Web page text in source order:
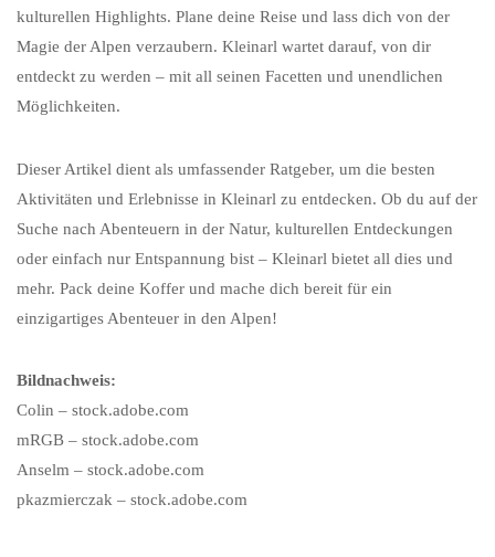
kulturellen Highlights. Plane deine Reise und lass dich von der
Magie der Alpen verzaubern. Kleinarl wartet darauf, von dir
entdeckt zu werden – mit all seinen Facetten und unendlichen
Möglichkeiten.
Dieser Artikel dient als umfassender Ratgeber, um die besten
Aktivitäten und Erlebnisse in Kleinarl zu entdecken. Ob du auf der
Suche nach Abenteuern in der Natur, kulturellen Entdeckungen
oder einfach nur Entspannung bist – Kleinarl bietet all dies und
mehr. Pack deine Koffer und mache dich bereit für ein
einzigartiges Abenteuer in den Alpen!
Bildnachweis:
Colin – stock.adobe.com
mRGB – stock.adobe.com
Anselm – stock.adobe.com
pkazmierczak – stock.adobe.com